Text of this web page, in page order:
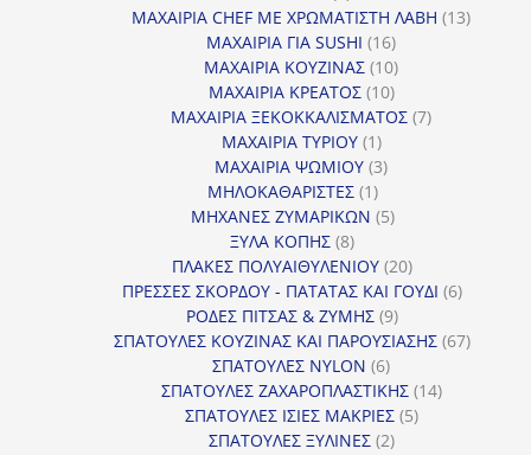
προϊόντα
ΜΑΧΑΙΡΙΑ CHEF ΜΕ ΧΡΩΜΑΤΙΣΤΗ ΛΑΒΗ 1313
ΜΑΧΑΙΡΙΑ ΓΙΑ SUSHI 1616
προϊόντα
ΜΑΧΑΙΡΙΑ ΚΟΥΖΙΝΑΣ 1010
προϊόντα
ΜΑΧΑΙΡΙΑ ΚΡΕΑΤΟΣ 1010
προϊόντα
ΜΑΧΑΙΡΙΑ ΞΕΚΟΚΚΑΛΙΣΜΑΤΟΣ 77
ΜΑΧΑΙΡΙΑ ΤΥΡΙΟΥ 11
προϊόν
ΜΑΧΑΙΡΙΑ ΨΩΜΙΟΥ 33
ΜΗΛΟΚΑΘΑΡΙΣΤΕΣ 11
προϊόν
ΜΗΧΑΝΕΣ ΖΥΜΑΡΙΚΩΝ 55
ΞΥΛΑ ΚΟΠΗΣ 88
προϊόντα
ΠΛΑΚΕΣ ΠΟΛΥΑΙΘΥΛΕΝΙΟΥ 2020
προϊόντα
ΠΡΕΣΣΕΣ ΣΚΟΡΔΟΥ - ΠΑΤΑΤΑΣ ΚΑΙ ΓΟΥΔΙ 66
ΡΟΔΕΣ ΠΙΤΣΑΣ & ΖΥΜΗΣ 99
προϊόντα
ΣΠΑΤΟΥΛΕΣ ΚΟΥΖΙΝΑΣ ΚΑΙ ΠΑΡΟΥΣΙΑΣΗΣ 6767
ΣΠΑΤΟΥΛΕΣ NYLON 66
προϊόντα
ΣΠΑΤΟΥΛΕΣ ΖΑΧΑΡΟΠΛΑΣΤΙΚΗΣ 1414
ΣΠΑΤΟΥΛΕΣ ΙΣΙΕΣ ΜΑΚΡΙΕΣ 55
ΣΠΑΤΟΥΛΕΣ ΞΥΛΙΝΕΣ 22